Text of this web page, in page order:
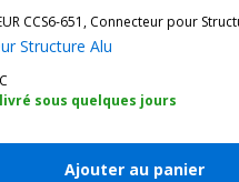
CCS6-651, Connecteur pour
Structure Alu
sous quelques jours
Ajouter au panier